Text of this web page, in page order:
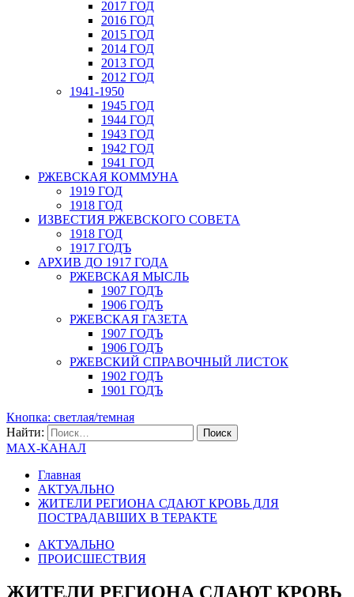
2017 ГОД
2016 ГОД
2015 ГОД
2014 ГОД
2013 ГОД
2012 ГОД
1941-1950
1945 ГОД
1944 ГОД
1943 ГОД
1942 ГОД
1941 ГОД
РЖЕВСКАЯ КОММУНА
1919 ГОД
1918 ГОД
ИЗВЕСТИЯ РЖЕВСКОГО СОВЕТА
1918 ГОД
1917 ГОДЪ
АРХИВ ДО 1917 ГОДА
РЖЕВСКАЯ МЫСЛЬ
1907 ГОДЪ
1906 ГОДЪ
РЖЕВСКАЯ ГАЗЕТА
1907 ГОДЪ
1906 ГОДЪ
РЖЕВСКИЙ СПРАВОЧНЫЙ ЛИСТОК
1902 ГОДЪ
1901 ГОДЪ
Кнопка: светлая/темная
Найти:
MAX-КАНАЛ
Главная
АКТУАЛЬНО
ЖИТЕЛИ РЕГИОНА СДАЮТ КРОВЬ ДЛЯ
ПОСТРАДАВШИХ В ТЕРАКТЕ
АКТУАЛЬНО
ПРОИСШЕСТВИЯ
ЖИТЕЛИ РЕГИОНА СДАЮТ КРОВЬ